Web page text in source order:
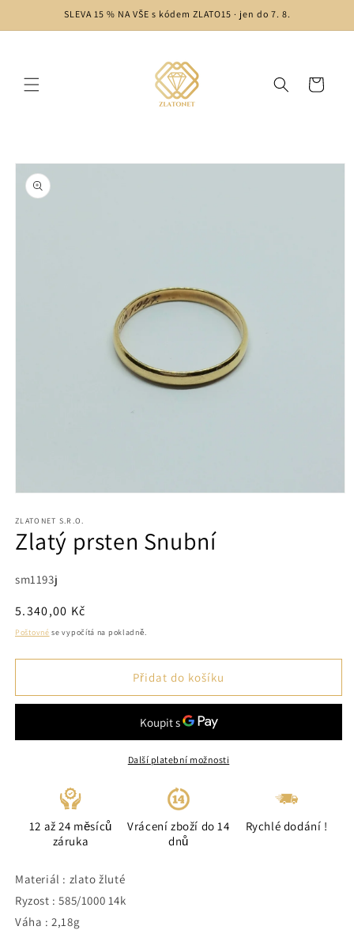
SLEVA 15 % NA VŠE s kódem ZLATO15 · jen do 7. 8.
Košík
o
produktu
1
v
modálním
ZLATONET S.R.O.
Zlatý prsten Snubní
SKU:
sm1193j
Běžná
cena
5.340,00 Kč
Poštovné se vypočítá na pokladně.
Přidat do košíku
Další platební možnosti
12 až 24 měsíců
záruka
Vrácení zboží do 14
dnů
Rychlé dodání !
Materiál : zlato žluté
Ryzost : 585/1000 14k
Váha : 2,18g